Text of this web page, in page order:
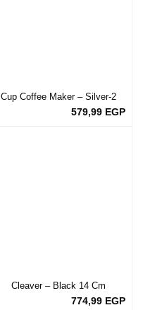
Cup Coffee Maker – Silver-2
579,99 EGP
Cleaver – Black 14 Cm
774,99 EGP